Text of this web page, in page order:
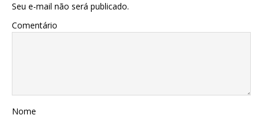
Seu e-mail não será publicado.
Comentário
Nome